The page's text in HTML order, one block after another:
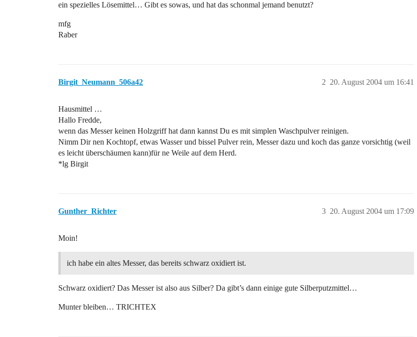
ein spezielles Lösemittel… Gibt es sowas, und hat das schonmal jemand benutzt?
mfg
Raber
Birgit_Neumann_506a42 20. August 2004 um 16:41
2
Hausmittel …
Hallo Fredde,
wenn das Messer keinen Holzgriff hat dann kannst Du es mit simplen Waschpulver reinigen.
Nimm Dir nen Kochtopf, etwas Wasser und bissel Pulver rein, Messer dazu und koch das ganze vorsichtig (weil
es leicht überschäumen kann)für ne Weile auf dem Herd.
*lg Birgit
Gunther_Richter 20. August 2004 um 17:09
3
Moin!
ich habe ein altes Messer, das bereits schwarz oxidiert ist.
Schwarz oxidiert? Das Messer ist also aus Silber? Da gibt’s dann einige gute Silberputzmittel…
Munter bleiben… TRICHTEX